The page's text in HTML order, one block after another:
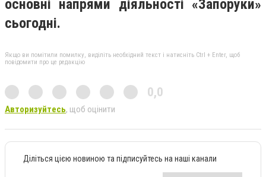
основні напрями діяльності «Запоруки»
сьогодні.
Якщо ви помітили помилку, виділіть необхідний текст і натисніть Ctrl + Enter, щоб
повідомити про це редакцію
0,0
Авторизуйтесь, щоб оцінити
Діліться цією новиною та підписуйтесь на наші канали